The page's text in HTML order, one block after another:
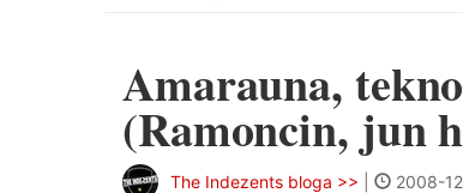
Amarauna,
(Ramoncin, jun
The Indezents bloga >> 2008-